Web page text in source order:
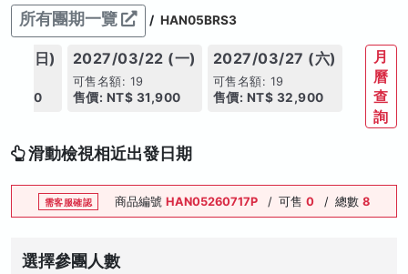
所有團期一覽 / HAN05BRS3
(日) 2027/03/22 (一)
可售名額: 19
售價: NT$ 31,900
2027/03/27 (六)
可售名額: 19
售價: NT$ 32,900
月
曆
查
詢
滑動檢視相近出發日期
需客服確認 商品編號HAN05260717P / 可售0 / 總數8
選擇參團人數